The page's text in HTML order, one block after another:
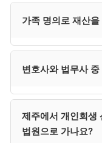
있습니다. 신청 직
가족 명의로 재산
사해행위 취소 대상
변호사와 법무사
채권자 이의가 예상
안전합니다. 법무
제주에서 개인회생
법원으로 가나요?